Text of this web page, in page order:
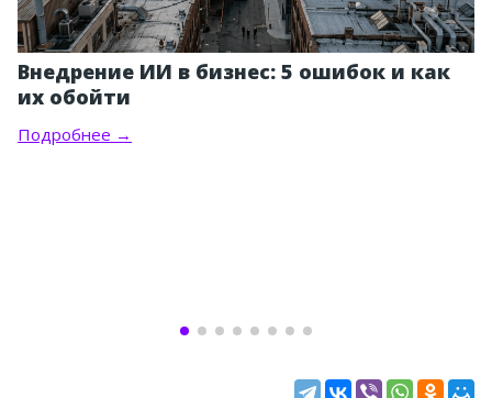
Внедрение ИИ в бизнес: 5 ошибок и как
их обойти
Подробнее →